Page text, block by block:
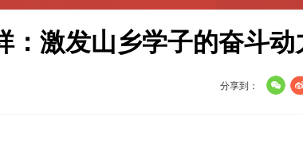
：激发山乡学子的奋斗动
分享到：